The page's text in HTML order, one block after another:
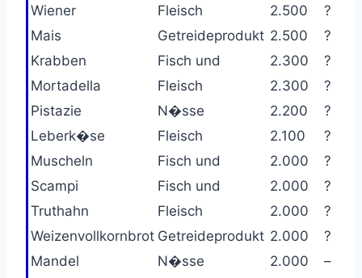
Wiener
Fleisch 2.500
?
Mais
Getreideprodukt 2.500
?
Krabben
Fisch und 2.300
?
Mortadella
Fleisch 2.300
?
Pistazie
N�sse 2.200
?
Leberk�se
Fleisch 2.100
?
Muscheln
Fisch und 2.000
?
Scampi
Fisch und 2.000
?
Truthahn
Fleisch 2.000
?
Weizenvollkornbrot Getreideprodukt 2.000
?
Mandel
N�sse 2.000
–